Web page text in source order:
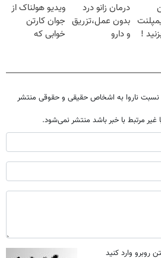
میلیون تومان!!!
!
درمان زانو درد
بدون عمل،تزریق
و دارو
ویدیو هولناک از
جوان کارتن
خوابی که
نسبت ناروا به اشخاص حقیقی و حقوقی منتشر
غیر مرتبط با خبر باشد منتشر نمی‌شود.
روبرو وارد کنید